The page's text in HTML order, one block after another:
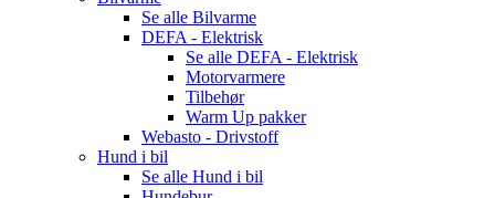
Se alle Bilvarme
DEFA - Elektrisk
Se alle DEFA - Elektrisk
Motorvarmere
Tilbehør
Warm Up pakker
Webasto - Drivstoff
Hund i bil
Se alle Hund i bil